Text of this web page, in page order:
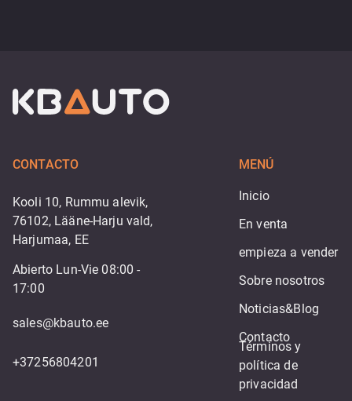
CONTACTO
Kooli 10, Rummu alevik,
76102, Lääne-Harju vald,
Harjumaa, EE
Abierto Lun-Vie 08:00 -
17:00
sales@kbauto.ee
+37256804201
MENÚ
Inicio
En venta
empieza a vender
Sobre nosotros
Noticias&Blog
Contacto
Términos y
política de
privacidad